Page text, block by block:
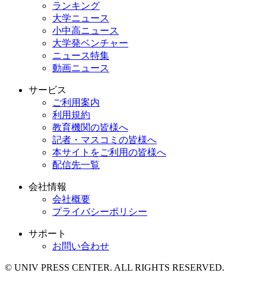
ランキング
大学ニュース
小中高ニュース
大学発ベンチャー
ニュース特集
動画ニュース
サービス
ご利用案内
利用規約
教育機関の皆様へ
記者・マスコミの皆様へ
本サイトをご利用の皆様へ
配信先一覧
会社情報
会社概要
プライバシーポリシー
サポート
お問い合わせ
© UNIV PRESS CENTER. ALL RIGHTS RESERVED.